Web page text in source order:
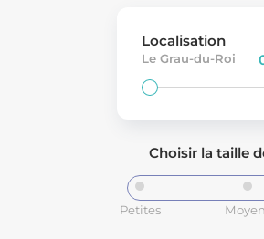
Localisation
Le Grau-du-Roi
Choisir la taille
Petites